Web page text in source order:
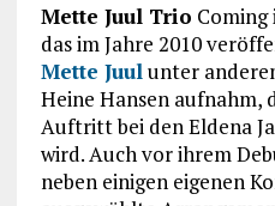
Mette Juul Trio
das im Jahre 2010
Mette Juulunter
Heine Hansen aufnahm,
Auftritt bei den Eldena
wird. Auch vor ihrem
neben einigen eigenen